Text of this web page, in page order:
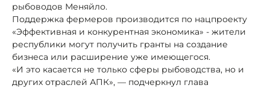
рыбоводов Меняйло.
Поддержка фермеров производится по нацпроекту
«Эффективная и конкурентная экономика» - жители
республики могут получить гранты на создание
бизнеса или расширение уже имеющегося.
«И это касается не только сферы рыбоводства, но и
других отраслей АПК», — подчеркнул глава